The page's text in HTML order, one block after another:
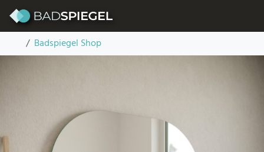
Skip to content
Startseite
Badspiegel Shop
Badspiegel abgerundet – Cristal